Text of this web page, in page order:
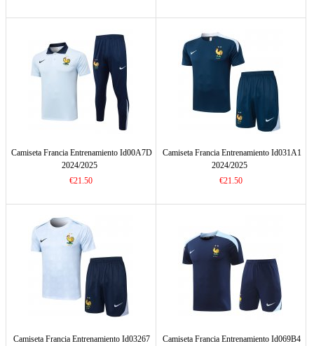
Camiseta Francia Entrenamiento Id00A7D
2024/2025
€21.50
Camiseta Francia Entrenamiento Id031A1
2024/2025
€21.50
Camiseta Francia Entrenamiento Id03267
Camiseta Francia Entrenamiento Id069B4